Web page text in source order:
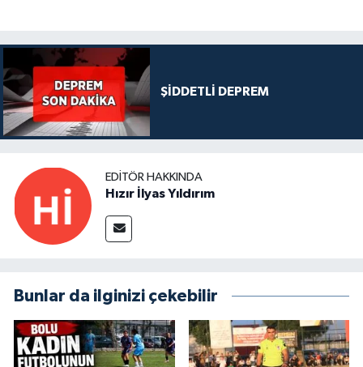
ŞİDDETLİ DEPREM
EDITÖR HAKKINDA
Hızır İlyas Yıldırım
Bunlar da ilginizi çekebilir